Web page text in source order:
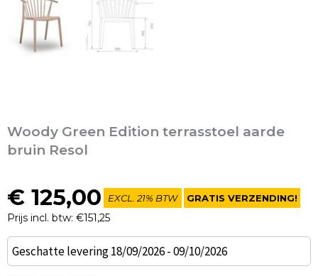
Woody Green Edition terrasstoel aarde
bruin Resol
€ 125,00
Prijs incl. btw: €151,25
EXCL. 21% BTW GRATIS VERZENDING!
Geschatte levering 18/09/2026 - 09/10/2026
Woody
Green